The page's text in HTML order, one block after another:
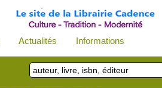
Actualités Informations